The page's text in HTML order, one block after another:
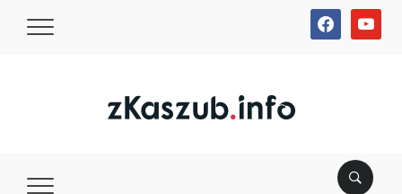
facebookyoutube